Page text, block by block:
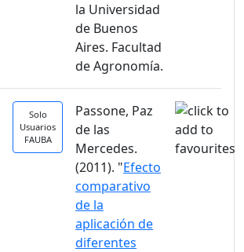
la Universidad
de Buenos
Aires. Facultad
de Agronomía.
Solo
Usuarios
FAUBA
Passone, Paz
de las
Mercedes.
(2011). "Efecto
comparativo
de la
aplicación de
diferentes